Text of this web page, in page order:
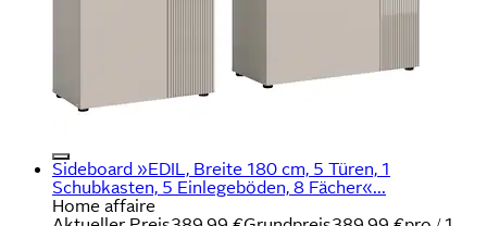
Sideboard »EDIL, Breite 180 cm, 5 Türen, 1
Schubkasten, 5 Einlegeböden, 8 Fächer«...
Home affaire